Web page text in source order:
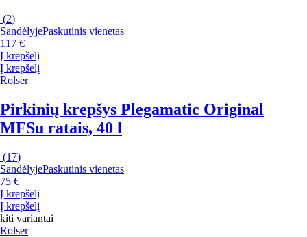
(2)
SandėlyjePaskutinis vienetas
117 €
Į krepšelį
Į krepšelį
Rolser
Pirkinių krepšys Plegamatic Original
MFSu ratais, 40 l
(17)
SandėlyjePaskutinis vienetas
75 €
Į krepšelį
Į krepšelį
kiti variantai
Rolser